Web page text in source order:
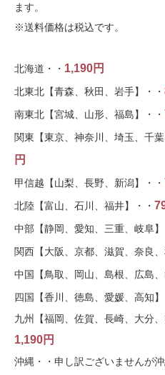
ます。
※送料価格は税込です。
北海道・・ 1,190円
北東北【青森、秋田、岩手】・・
南東北【宮城、山形、福島】・・
関東【東京、神奈川、埼玉、千
円
甲信越【山梨、長野、新潟】・・
北陸【富山、石川、福井】・・
中部【静岡、愛知、三重、岐阜】
関西【大阪、京都、滋賀、奈良
中国【鳥取、岡山、島根、広島、
四国【香川、徳島、愛媛、高知】
九州【福岡、佐賀、長崎、大分
1,190円
沖縄・・申し訳ございませんが